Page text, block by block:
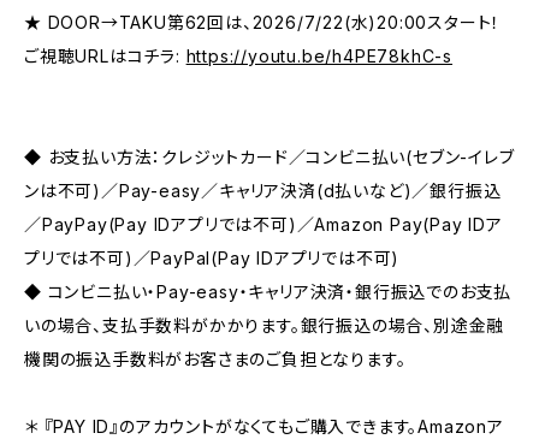
★ DOOR→TAKU第62回は、2026/7/22(水)20:00スタート！
ご視聴URLはコチラ: https://youtu.be/h4PE78khC-s
◆ お支払い方法：クレジットカード／コンビニ払い(セブン-イレブ
ンは不可)／Pay-easy／キャリア決済(d払いなど)／銀行振込
／PayPay(Pay IDアプリでは不可)／Amazon Pay(Pay IDア
プリでは不可)／PayPal(Pay IDアプリでは不可)
◆ コンビニ払い・Pay-easy・キャリア決済・銀行振込でのお支払
いの場合、支払手数料がかかります。銀行振込の場合、別途金融
機関の振込手数料がお客さまのご負担となります。
＊ 『PAY ID』のアカウントがなくてもご購入できます。Amazonア